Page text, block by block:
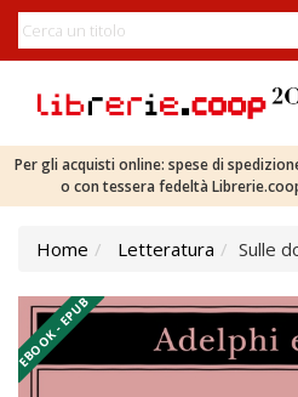
Per gli acquisti online: spese di
o con tessera fedeltà
Home Letteratura Sulle
EBOOK - EPUB